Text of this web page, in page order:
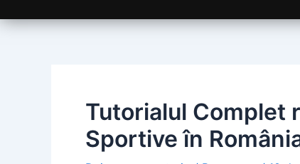
Tutorialul Complet
Sportive în